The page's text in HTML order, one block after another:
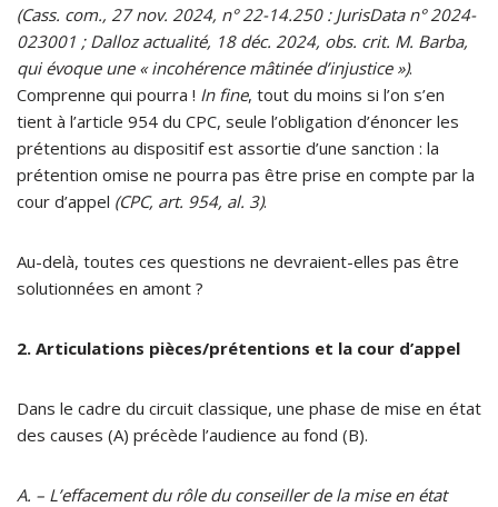
(Cass. com., 27 nov. 2024, n° 22-14.250 : JurisData n° 2024-
023001 ; Dalloz actualité, 18 déc. 2024, obs. crit. M. Barba,
qui évoque une « incohérence mâtinée d’injustice »).
Comprenne qui pourra ! In fine, tout du moins si l’on s’en
tient à l’article 954 du CPC, seule l’obligation d’énoncer les
prétentions au dispositif est assortie d’une sanction : la
prétention omise ne pourra pas être prise en compte par la
cour d’appel (CPC, art. 954, al. 3).
Au-delà, toutes ces questions ne devraient-elles pas être
solutionnées en amont ?
2. Articulations pièces/prétentions et la cour d’appel
Dans le cadre du circuit classique, une phase de mise en état
des causes (A) précède l’audience au fond (B).
A. – L’effacement du rôle du conseiller de la mise en état